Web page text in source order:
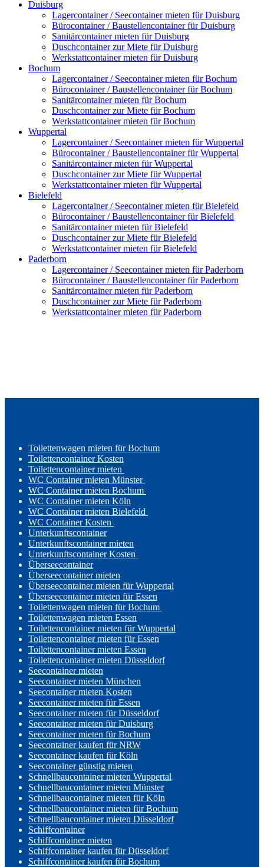
Duisburg
Lagercontainer / Seecontainer mieten für Duisburg
Bürocontainer / Baustellencontainer für Duisburg
Sanitärcontainer mieten für Duisburg
Duschcontainer zur Miete für Duisburg
Werkstattcontainer mieten für Duisburg
Bochum
Lagercontainer / Seecontainer mieten für Bochum
Bürocontainer / Baustellencontainer für Bochum
Sanitärcontainer mieten für Bochum
Duschcontainer zur Miete für Bochum
Werkstattcontainer mieten für Bochum
Wuppertal
Lagercontainer / Seecontainer mieten für Wuppertal
Bürocontainer / Baustellencontainer für Wuppertal
Sanitärcontainer mieten für Wuppertal
Duschcontainer zur Miete für Wuppertal
Werkstattcontainer mieten für Wuppertal
Bielefeld
Lagercontainer / Seecontainer mieten für Bielefeld
Bürocontainer / Baustellencontainer für Bielefeld
Sanitärcontainer mieten für Bielefeld
Duschcontainer zur Miete für Bielefeld
Werkstattcontainer mieten für Bielefeld
Paderborn
Lagercontainer / Seecontainer mieten für Paderborn
Bürocontainer / Baustellencontainer für Paderborn
Sanitärcontainer mieten für Paderborn
Duschcontainer zur Miete für Paderborn
Werkstattcontainer mieten für Paderborn
Toilettenwagen mieten für Bochum
Toilettencontainer Kosten
Toilettencontainer mieten
WC Container mieten Münster
WC Container mieten Bochum
WC Container mieten Köln
WC Container mieten Bielefeld
WC Container Kosten
Unterkunftscontainer
Unterkunftscontainer mieten
Unterkunftscontainer Kosten
Überseecontainer
Überseecontainer mieten
Überseecontainer mieten für Wuppertal
Überseecontainer mieten für Essen
Toilettenwagen mieten für Bochum
Toilettenwagen mieten Essen
Toilettencontainer mieten für Wuppertal
Toilettencontainer mieten für Essen
Toilettencontainer mieten Essen
Toilettencontainer mieten Düsseldorf
Seecontainer mieten
Seecontainer mieten München
Seecontainer mieten Kosten
Seecontainer mieten für Essen
Seecontainer mieten für Düsseldorf
Seecontainer mieten für Duisburg
Seecontainer mieten für Bochum
Seecontainer kaufen für NRW
Seecontainer kaufen für Köln
Seecontainer günstig mieten
Schnellbaucontainer mieten Wuppertal
Schnellbaucontainer mieten Münster
Schnellbaucontainer mieten für Köln
Schnellbaucontainer mieten für Bochum
Schnellbaucontainer mieten Düsseldorf
Schiffcontainer
Schiffcontainer mieten
Schiffcontainer kaufen für Düsseldorf
Schiffcontainer kaufen für Bochum